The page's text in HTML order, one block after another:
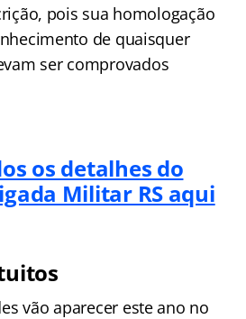
pois sua homologação
de quaisquer
ser comprovados
os detalhes do
Militar RS aqui
vão aparecer este ano no